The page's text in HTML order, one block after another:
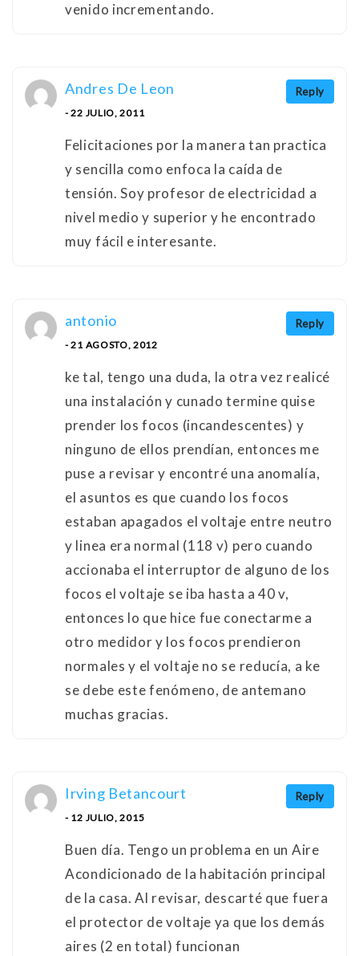
venido incrementando.
Reply
Andres De Leon
- 22 JULIO, 2011
Felicitaciones por la manera tan practica
y sencilla como enfoca la caída de
tensión. Soy profesor de electricidad a
nivel medio y superior y he encontrado
muy fácil e interesante.
Reply
antonio
- 21 AGOSTO, 2012
ke tal, tengo una duda, la otra vez realicé
una instalación y cunado termine quise
prender los focos (incandescentes) y
ninguno de ellos prendían, entonces me
puse a revisar y encontré una anomalía,
el asuntos es que cuando los focos
estaban apagados el voltaje entre neutro
y linea era normal (118 v) pero cuando
accionaba el interruptor de alguno de los
focos el voltaje se iba hasta a 40 v,
entonces lo que hice fue conectarme a
otro medidor y los focos prendieron
normales y el voltaje no se reducía, a ke
se debe este fenómeno, de antemano
muchas gracias.
Reply
Irving Betancourt
- 12 JULIO, 2015
Buen día. Tengo un problema en un Aire
Acondicionado de la habitación principal
de la casa. Al revisar, descarté que fuera
el protector de voltaje ya que los demás
aires (2 en total) funcionan